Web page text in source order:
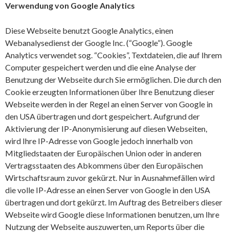
Verwendung von Google Analytics
Diese Webseite benutzt Google Analytics, einen
Webanalysedienst der Google Inc. (“Google”). Google
Analytics verwendet sog. “Cookies”, Textdateien, die auf Ihrem
Computer gespeichert werden und die eine Analyse der
Benutzung der Webseite durch Sie ermöglichen. Die durch den
Cookie erzeugten Informationen über Ihre Benutzung dieser
Webseite werden in der Regel an einen Server von Google in
den USA übertragen und dort gespeichert. Aufgrund der
Aktivierung der IP-Anonymisierung auf diesen Webseiten,
wird Ihre IP-Adresse von Google jedoch innerhalb von
Mitgliedstaaten der Europäischen Union oder in anderen
Vertragsstaaten des Abkommens über den Europäischen
Wirtschaftsraum zuvor gekürzt. Nur in Ausnahmefällen wird
die volle IP-Adresse an einen Server von Google in den USA
übertragen und dort gekürzt. Im Auftrag des Betreibers dieser
Webseite wird Google diese Informationen benutzen, um Ihre
Nutzung der Webseite auszuwerten, um Reports über die